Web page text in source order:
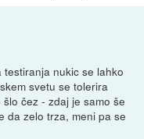
nukic se lahko
svetu se tolerira
čez - zdaj je samo še
da zelo trza, meni pa se